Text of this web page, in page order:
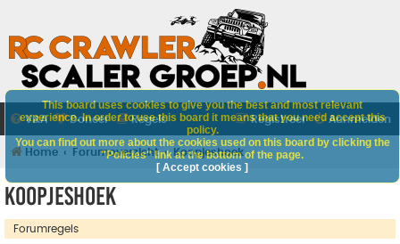
V&A Doneer Regels Aanmelden
Registreer
Home Forumoverzicht Koopjeshoek
Koopjeshoek
Forumregels
This board uses cookies to give you the best and most relevant
experience. In order to use this board it means that you need accept this
policy.
You can find out more about the cookies used on this board by clicking the
"Policies" link at the bottom of the page.
[ Accept cookies ]